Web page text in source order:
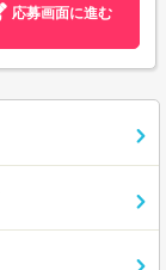
応募画面に進む